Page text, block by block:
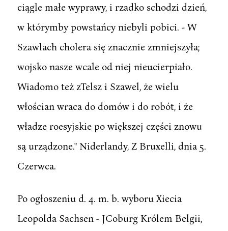
ciągle małe wyprawy, i rzadko schodzi dzień,
w którymby powstańcy niebyli pobici. - W
Szawlach cholera się znacznie zmniejszyła;
wojsko nasze wcale od niej nieucierpiało.
Wiadomo też zTelsz i Szawel, że wielu
włościan wraca do domów i do robót, i że
władze roesyjskie po większej części znowu
są urządzone." Niderlandy, Z Bruxelli, dnia 5.
Czerwca.
Po ogłoszeniu d. 4. m. b. wyboru Xiecia
Leopolda Sachsen - JCoburg Królem Belgii,